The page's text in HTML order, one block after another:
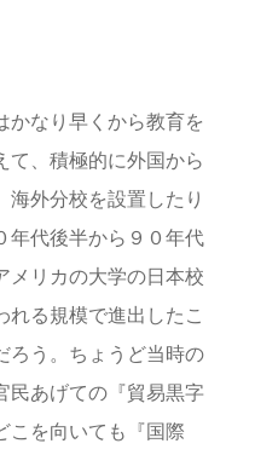
なり早くから教育を
て、積極的に外国から
海外分校を設置したり
年代後半から９０年代
メリカの大学の日本校
れる規模で進出したこ
ろう。ちょうど当時の
民あげての『貿易黒字
こを向いても『国際